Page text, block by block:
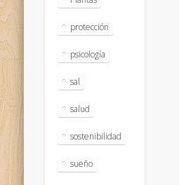
protección
psicología
sal
salud
sostenibilidad
sueño